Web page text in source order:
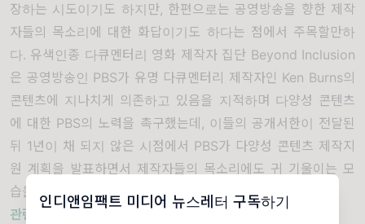
인디앤임팩트 미디어 뉴스레터 구독하기
장하는 시도이기도 하지만, 한편으로는 공영방송을 향한 제작
자들의 목소리에 대한 화답이기도 하다는 점에서 주목할만하
다. 유색인종 다큐멘터리 영화 제작자 집단 Beyond Inclusion
은 공영방송인 PBS가 유명 다큐멘터리 제작자인 Ken Burns의
콘텐츠에 지나치게 의존하고 있음을 지적하며 다양성 콘텐츠
에 대한 PBS의 노력을 촉구했는데 , 이들의 공개서한이 전달된
뒤 1 년이 채 되지 않은 시점에서 PBS가 다양성 콘텐츠 제작지
원 계획을 발표하면서 제작자들의 목소리에도 귀 기울이는 모
습을 보였다는 평가다 .
관련 기사 보기